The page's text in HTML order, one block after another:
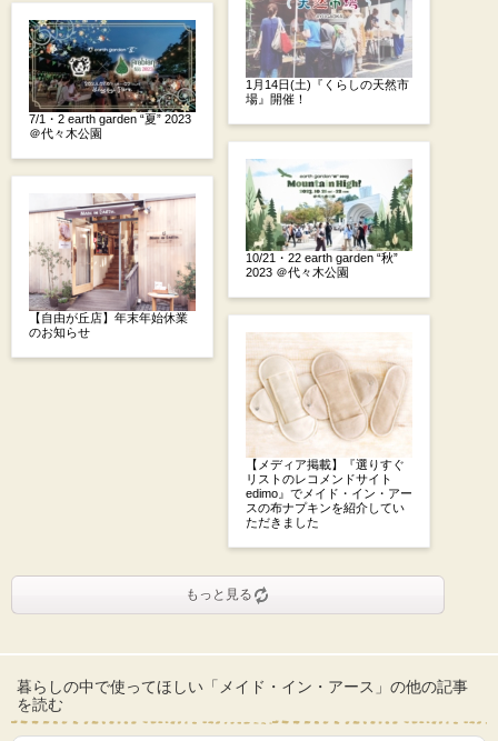
7/1・2 earth garden “夏” 2023
＠代々木公園
【自由が丘店】年末年始休業
のお知らせ
1月14日(土)『くらしの天然市
場』開催！
10/21・22 earth garden “秋”
2023 ＠代々木公園
【メディア掲載】『選りすぐ
リストのレコメンドサイト
edimo』でメイド・イン・アー
スの布ナプキンを紹介してい
ただきました
もっと見る
暮らしの中で使ってほしい「メイド・イン・アース」の他の記事
を読む